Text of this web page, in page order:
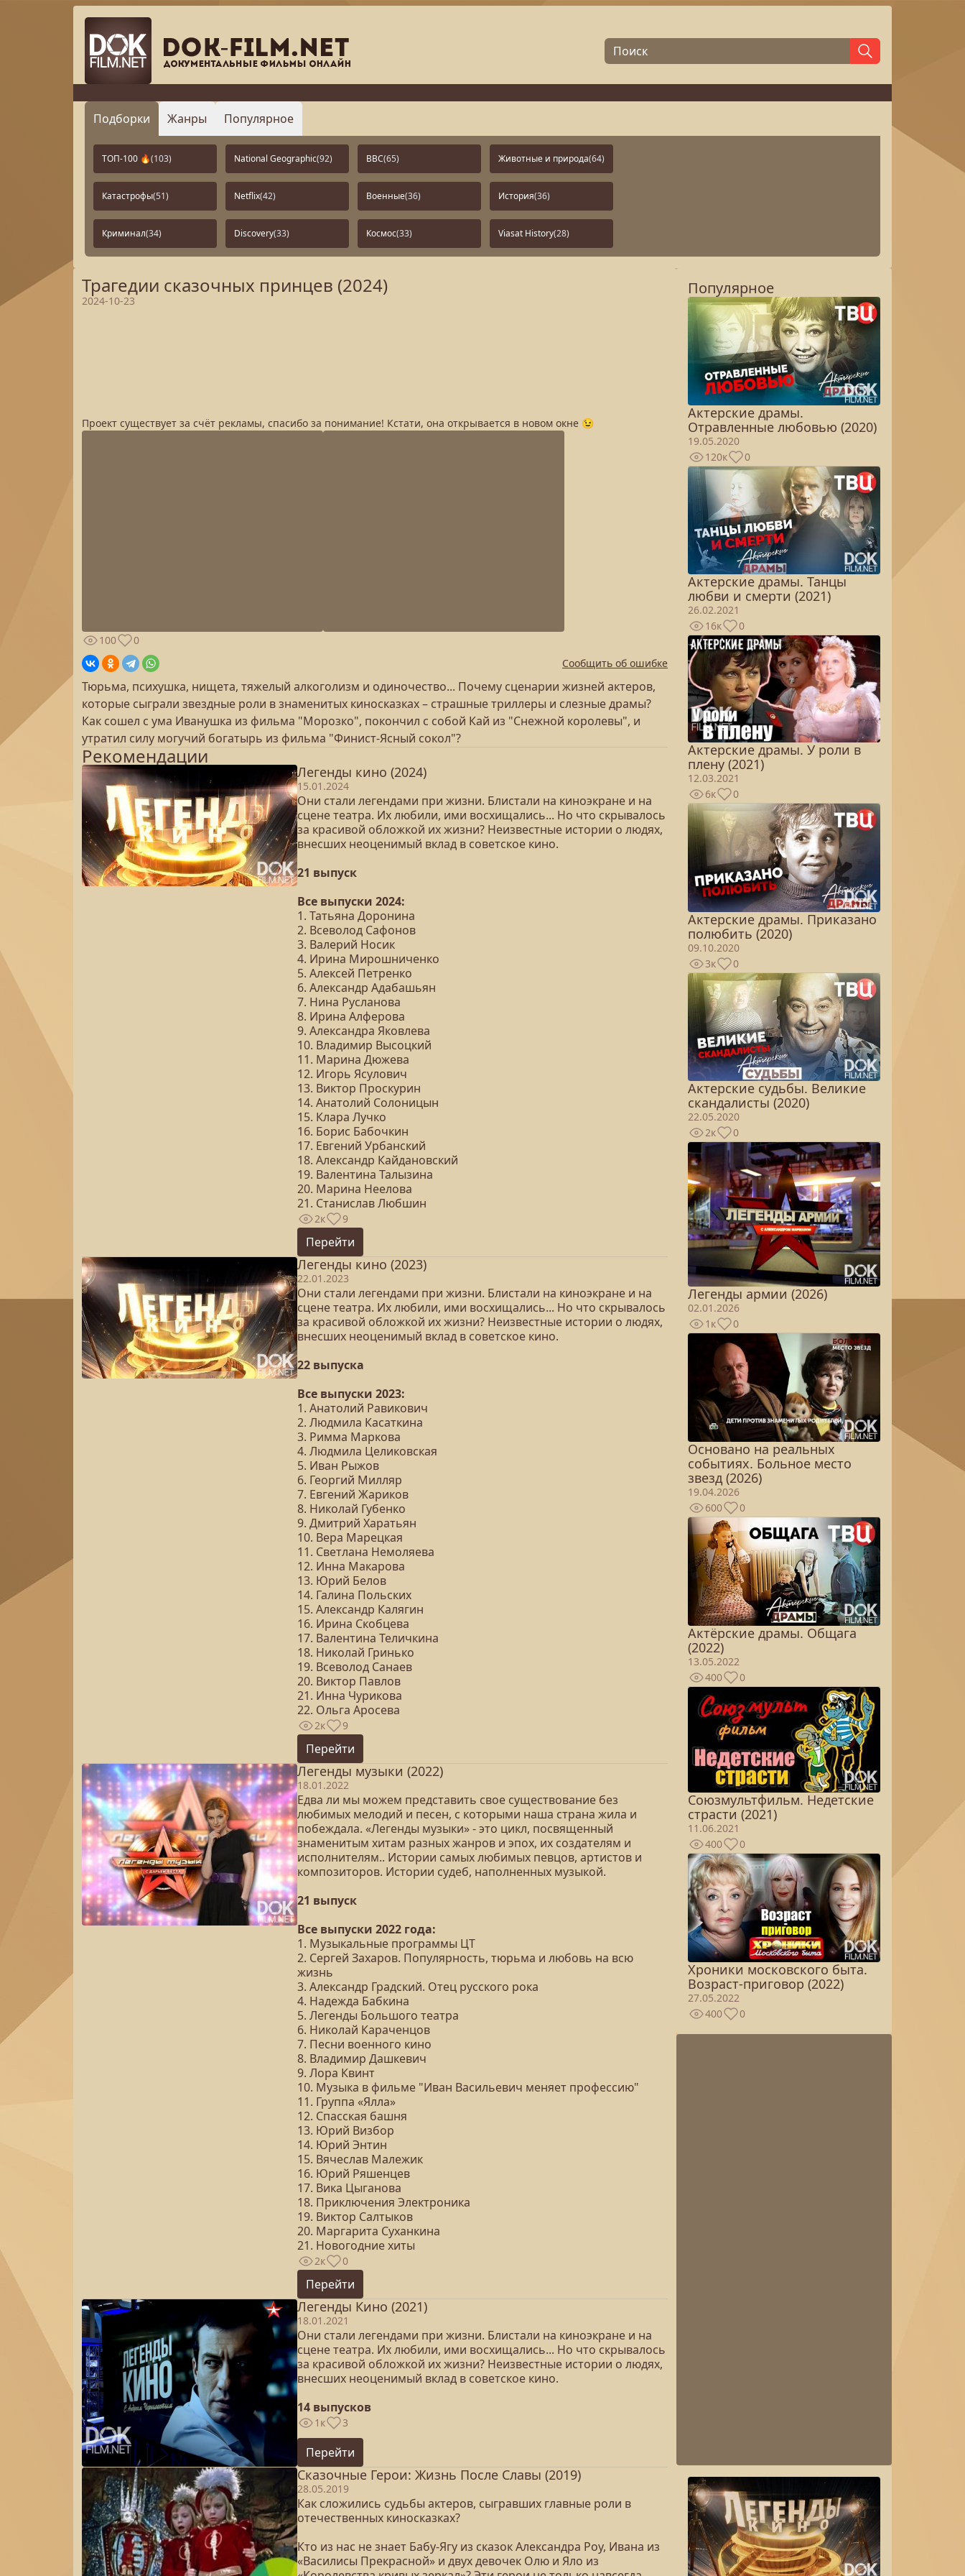
Подборки Жанры Популярное
ТОП-100 🔥(103) National Geographic(92) BBC(65) Животные и природа(64)
Катастрофы(51) Netflix(42) Военные(36) История(36)
Криминал(34) Discovery(33) Космос(33) Viasat History(28)
Трагедии сказочных принцев (2024)
2024-10-23
Проект существует за счёт рекламы, спасибо за понимание! Кстати, она открывается в новом окне 😉
100
0
Сообщить об ошибке
Тюрьма, психушка, нищета, тяжелый алкоголизм и одиночество... Почему сценарии жизней актеров,
которые сыграли звездные роли в знаменитых киносказках – страшные триллеры и слезные драмы?
Как сошел с ума Иванушка из фильма "Морозко", покончил с собой Кай из "Снежной королевы", и
утратил силу могучий богатырь из фильма "Финист-Ясный сокол"?
Рекомендации
Легенды кино (2024)
15.01.2024
Они стали легендами при жизни. Блистали на киноэкране и на
сцене театра. Их любили, ими восхищались... Но что скрывалось
за красивой обложкой их жизни? Неизвестные истории о людях,
внесших неоценимый вклад в советское кино.
21 выпуск
Все выпуски 2024:
1. Татьяна Доронина
2. Всеволод Сафонов
3. Валерий Носик
4. Ирина Мирошниченко
5. Алексей Петренко
6. Александр Адабашьян
7. Нина Русланова
8. Ирина Алферова
9. Александра Яковлева
10. Владимир Высоцкий
11. Марина Дюжева
12. Игорь Ясулович
13. Виктор Проскурин
14. Анатолий Солоницын
15. Клара Лучко
16. Борис Бабочкин
17. Евгений Урбанский
18. Александр Кайдановский
19. Валентина Талызина
20. Марина Неелова
21. Станислав Любшин
2к 9
Перейти
Легенды кино (2023)
22.01.2023
Они стали легендами при жизни. Блистали на киноэкране и на
сцене театра. Их любили, ими восхищались... Но что скрывалось
за красивой обложкой их жизни? Неизвестные истории о людях,
внесших неоценимый вклад в советское кино.
22 выпуска
Все выпуски 2023:
1. Анатолий Равикович
2. Людмила Касаткина
3. Римма Маркова
4. Людмила Целиковская
5. Иван Рыжов
6. Георгий Милляр
7. Евгений Жариков
8. Николай Губенко
9. Дмитрий Харатьян
10. Вера Марецкая
11. Светлана Немоляева
12. Инна Макарова
13. Юрий Белов
14. Галина Польских
15. Александр Калягин
16. Ирина Скобцева
17. Валентина Теличкина
18. Николай Гринько
19. Всеволод Санаев
20. Виктор Павлов
21. Инна Чурикова
22. Ольга Аросева
2к 9
Перейти
Легенды музыки (2022)
18.01.2022
Едва ли мы можем представить свое существование без
любимых мелодий и песен, с которыми наша страна жила и
побеждала. «Легенды музыки» - это цикл, посвященный
знаменитым хитам разных жанров и эпох, их создателям и
исполнителям.. Истории самых любимых певцов, артистов и
композиторов. Истории судеб, наполненных музыкой.
21 выпуск
Все выпуски 2022 года:
1. Музыкальные программы ЦТ
2. Сергей Захаров. Популярность, тюрьма и любовь на всю
жизнь
3. Александр Градский. Отец русского рока
4. Надежда Бабкина
5. Легенды Большого театра
6. Николай Караченцов
7. Песни военного кино
8. Владимир Дашкевич
9. Лора Квинт
10. Музыка в фильме "Иван Васильевич меняет профессию"
11. Группа «Ялла»
12. Спасская башня
13. Юрий Визбор
14. Юрий Энтин
15. Вячеслав Малежик
16. Юрий Ряшенцев
17. Вика Цыганова
18. Приключения Электроника
19. Виктор Салтыков
20. Маргарита Суханкина
21. Новогодние хиты
2к 0
Перейти
Легенды Кино (2021)
18.01.2021
Они стали легендами при жизни. Блистали на киноэкране и на
сцене театра. Их любили, ими восхищались... Но что скрывалось
за красивой обложкой их жизни? Неизвестные истории о людях,
внесших неоценимый вклад в советское кино.
14 выпусков
1к 3
Перейти
Сказочные Герои: Жизнь После Славы (2019)
28.05.2019
Как сложились судьбы актеров, сыгравших главные роли в
отечественных киносказках?
Кто из нас не знает Бабу-Ягу из сказок Александра Роу, Ивана из
«Василисы Прекрасной» и двух девочек Олю и Яло из
Популярное
Актерские драмы.
Отравленные любовью (2020)
19.05.2020
120к
0
Актерские драмы. Танцы
любви и смерти (2021)
26.02.2021
16к
0
Актерские драмы. У роли в
плену (2021)
12.03.2021
6к
0
Актерские драмы. Приказано
полюбить (2020)
09.10.2020
3к
0
Актерские судьбы. Великие
скандалисты (2020)
22.05.2020
2к
0
Легенды армии (2026)
02.01.2026
1к
0
Основано на реальных
событиях. Больное место
звезд (2026)
19.04.2026
600
0
Актёрские драмы. Общага
(2022)
13.05.2022
400
0
Союзмультфильм. Недетские
страсти (2021)
11.06.2021
400
0
Хроники московского быта.
Возраст-приговор (2022)
27.05.2022
400
0